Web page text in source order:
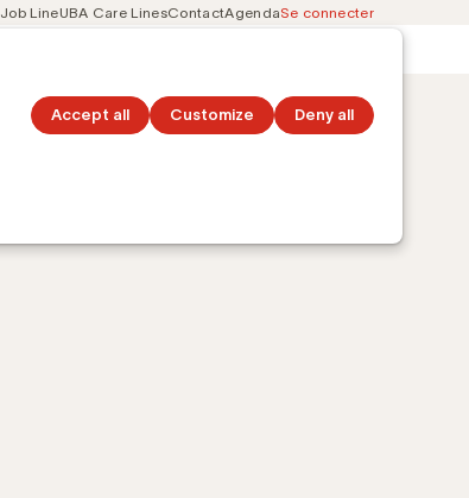
Accept all Customize Deny all
Job LineUBA Care LinesContactAgendaSe connecter